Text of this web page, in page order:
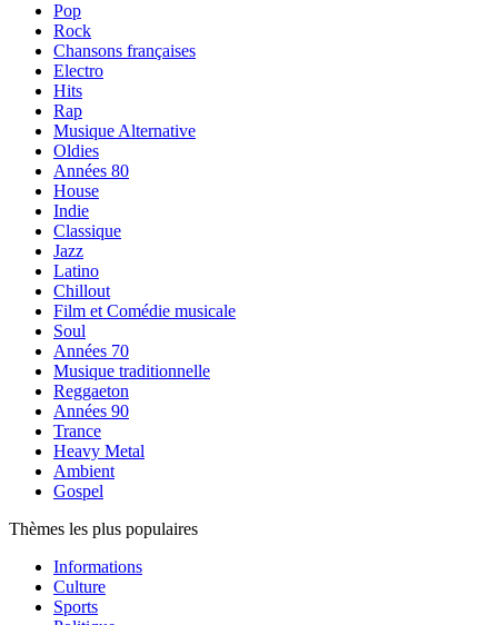
Pop
Rock
Chansons françaises
Electro
Hits
Rap
Musique Alternative
Oldies
Années 80
House
Indie
Classique
Jazz
Latino
Chillout
Film et Comédie musicale
Soul
Années 70
Musique traditionnelle
Reggaeton
Années 90
Trance
Heavy Metal
Ambient
Gospel
Thèmes les plus populaires
Informations
Culture
Sports